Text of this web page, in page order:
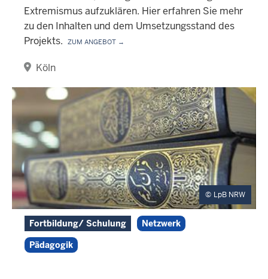
Extremismus aufzuklären. Hier erfahren Sie mehr
zu den Inhalten und dem Umsetzungsstand des
Projekts. Zum Angebot →
Köln
LpB NRW
Fortbildung/ Schulung
Netzwerk
Pädagogik